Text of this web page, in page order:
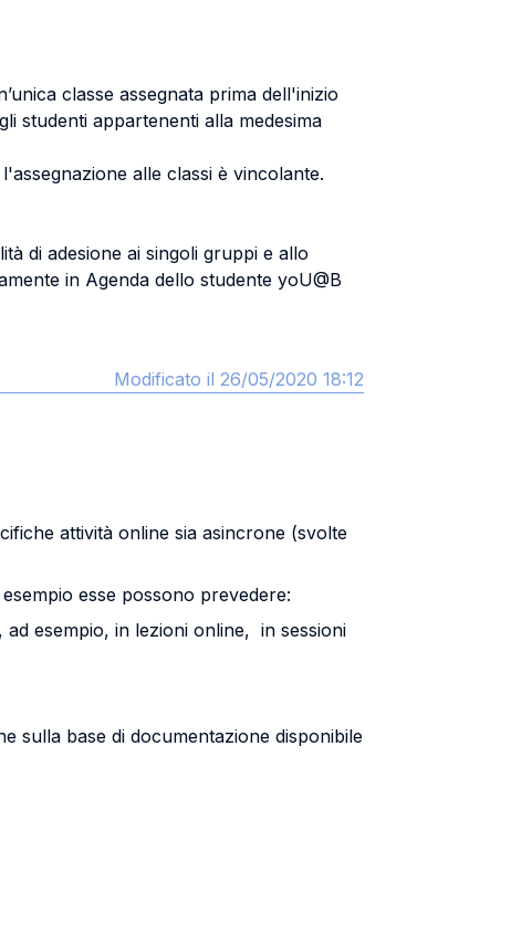
classe assegnata prima dell'inizio
studenti appartenenti alla medesima
alle classi è vincolante.
di adesione ai singoli gruppi e allo
in Agenda dello studente yoU@B
Modificato il 26/05/2020 18:12
attività online sia asincrone (svolte
esse possono prevedere:
esempio, in lezioni online, in sessioni
sulla base di documentazione disponibile